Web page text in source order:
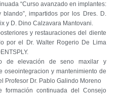
“Curso avanzado en implantes:
impartidos por los Dres. D.
y D. Dino Calzavara Mantovani.
y restauraciones del diente
por el Dr. Walter Rogerio De Lima
de elevación de seno maxilar y
oseointegracion y mantenimiento de
Profesor Dr. Pablo Galindo Moreno
formación continuada del Consejo